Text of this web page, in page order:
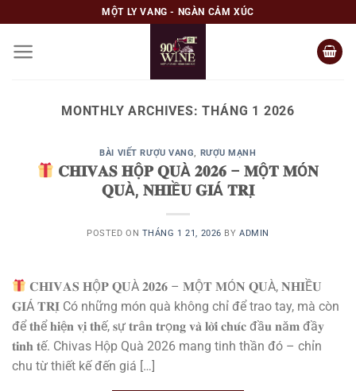
to
content
MỘT LY VANG - NGÀN CẢM XÚC
MONTHLY ARCHIVES:THÁNG 1 2026
BÀI VIẾT RƯỢU VANG, RƯỢU MẠNH
𝐂𝐇𝐈𝐕𝐀𝐒 𝐇Ộ𝐏 𝐐𝐔À 𝟐𝟎𝟐𝟔 – 𝐌Ộ𝐓 𝐌Ó𝐍
𝐐𝐔À, 𝐍𝐇𝐈Ề𝐔 𝐆𝐈Á 𝐓𝐑𝐈̣
POSTED ON THÁNG 1 21, 2026 BY ADMIN
𝐂𝐇𝐈𝐕𝐀𝐒 𝐇Ộ𝐏 𝐐𝐔À 𝟐𝟎𝟐𝟔 – 𝐌Ộ𝐓 𝐌Ó𝐍 𝐐𝐔À, 𝐍𝐇𝐈Ề𝐔
𝐆𝐈Á 𝐓𝐑𝐈̣ Có những món quà không chỉ để trao tay, mà còn
để 𝐭𝐡ể 𝐡𝐢ệ𝐧 𝐯𝐢̣ 𝐭𝐡ế, 𝐬ự 𝐭𝐫â𝐧 𝐭𝐫ọ𝐧𝐠 𝐯𝐚̀ 𝐥𝐨̛̀𝐢 𝐜𝐡𝐮́𝐜 đầ𝐮 𝐧ă𝐦 đầ𝐲
𝐭𝐢𝐧𝐡 𝐭ế. Chivas Hộp Quà 2026 mang tinh thần đó – chỉn
chu từ thiết kế đến giá […]